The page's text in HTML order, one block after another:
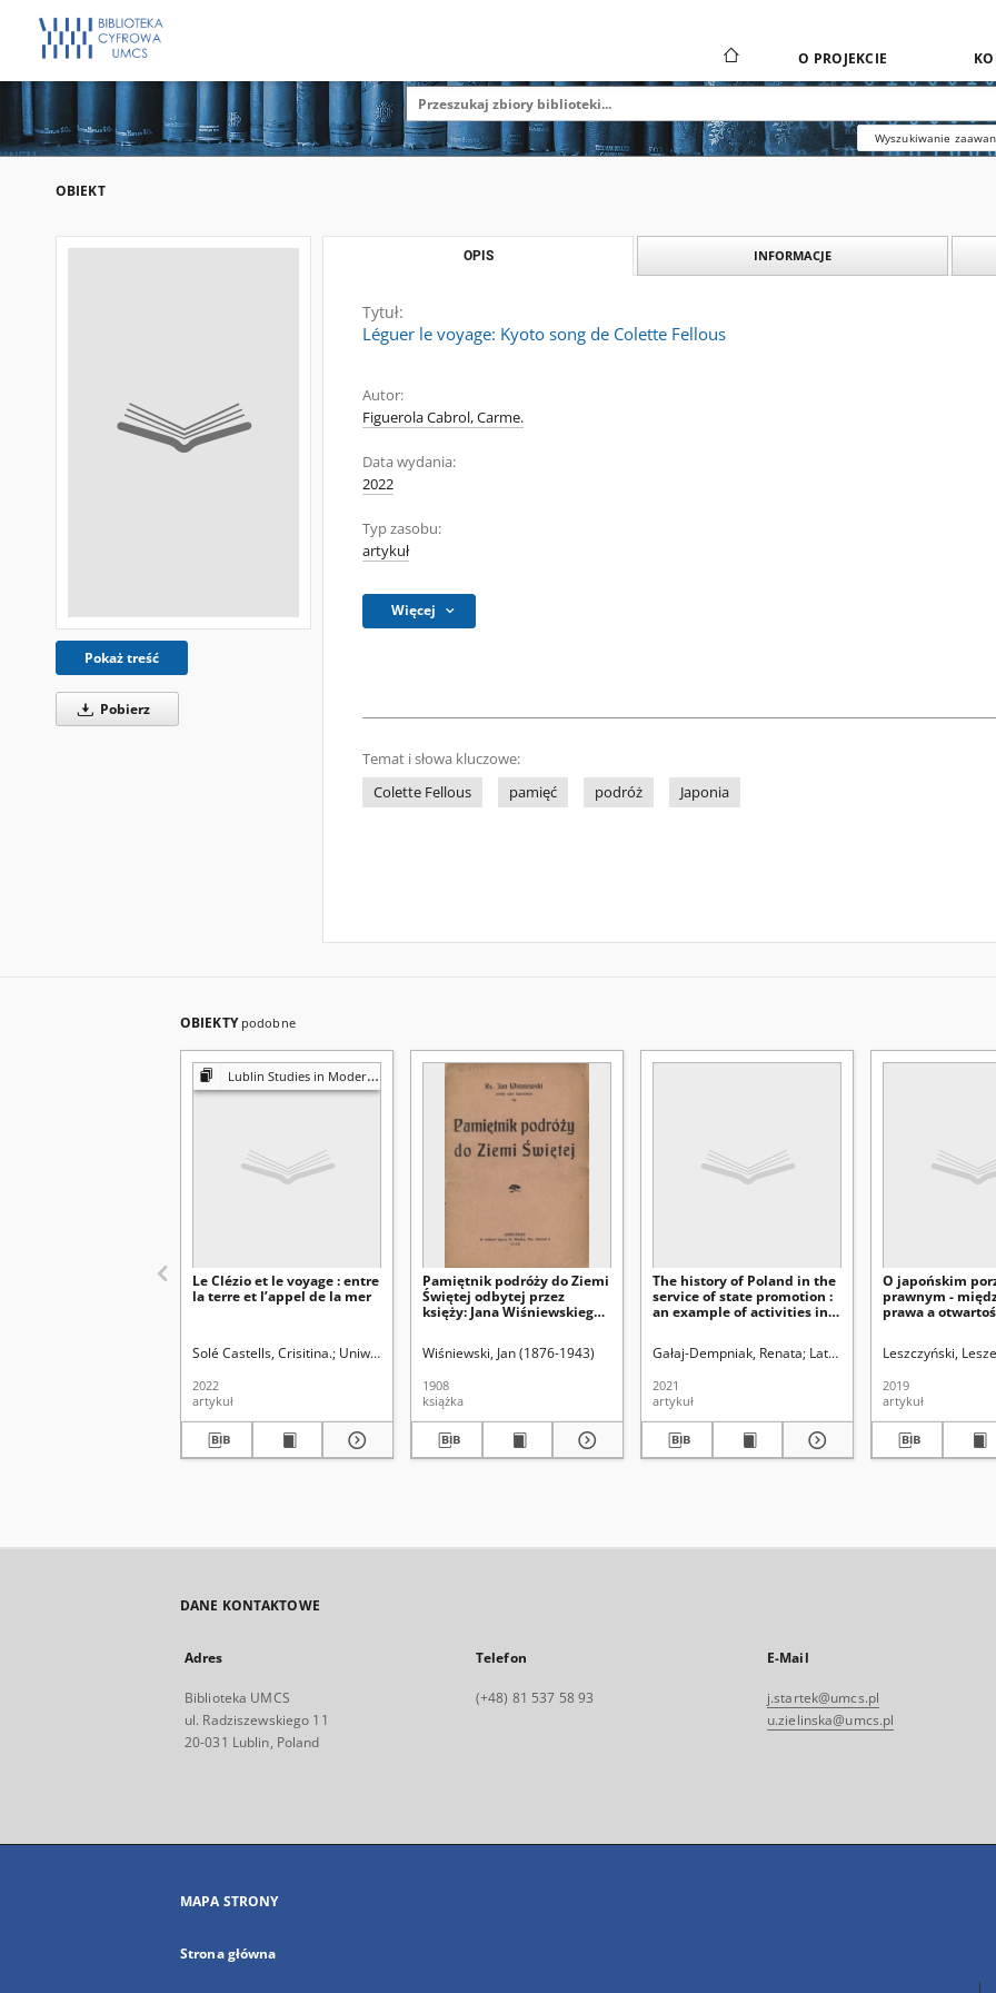
O PROJEKCIE
Wyszukiwanie
OBIEKT
Pokaż treść
Pobierz
OPIS INFORMACJE
Tytuł:
Léguer le voyage: Kyoto song de Colette Fellous
Autor:
Figuerola Cabrol, Carme.
Data wydania:
2022
Typ zasobu:
artykuł
Więcej
Temat i słowa kluczowe:
Colette Fellous
pamięć podróż Japonia
OBIEKTY podobne
Lublin Studies in Modern Languages and Literature
Le Clézio et le voyage : entre
la terre et l’appel de la mer
Solé Castells, Crisitina. Uniwersytet Marii Curie-Skłodowskiej (Lublin). Wydział Filologiczny Krieger-Knieja, Jolanta. Redaktor
2022
artykuł
Pamiętnik podróży do Ziemi
Świętej odbytej przez
księży: Jana Wiśniewskiego,
r.
Wiśniewski, Jan (1876-1943)
1908
książka
The history of Poland in the
service of state promotion :
an example of activities in
Gałaj-Dempniak, Renata Latawiec, Krzysztof. Red.
2021
artykuł
O japońskim
prawnym -
prawa a
and the
Leszczyński,
2019
artykuł
DANE KONTAKTOWE
Adres
Biblioteka UMCS
ul. Radziszewskiego 11
20-031 Lublin, Poland
Telefon
(+48) 81 537 58 93
E-Mail
j.startek@umcs.pl
u.zielinska@umcs.pl
MAPA STRONY
Strona główna